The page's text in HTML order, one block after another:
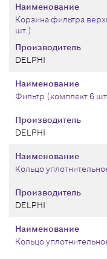
Производитель
DELPHI
Наименование
Корзина фильтра
шт.)
Производитель
DELPHI
Наименование
Фильтр (комплект 6
Производитель
DELPHI
Наименование
Кольцо
Наименование
Кольцо